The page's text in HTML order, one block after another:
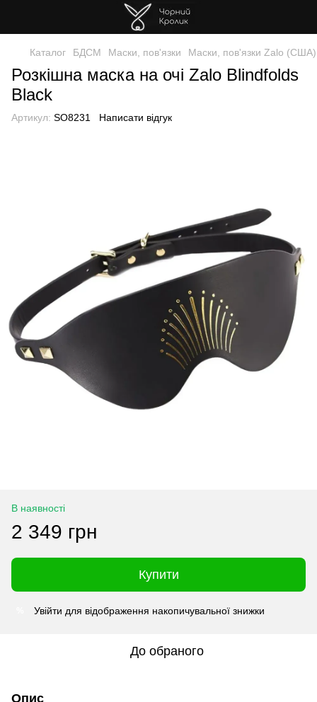
Каталог БДСМ Маски, пов'язки Маски, пов'язки Zalo (США)
Розкішна маска на очі Zalo Blindfolds
Black
Артикул: SO8231 Написати відгук
В наявності
2 349 грн
Купити
Увійти для відображення накопичувальної знижки
До обраного
Опис